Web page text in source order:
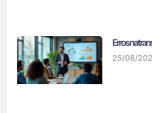
Erros na
25/08/